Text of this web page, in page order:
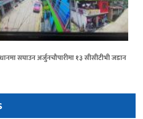
सघाउन अर्जुनचौपारीमा १३ सीसीटीभी जडान